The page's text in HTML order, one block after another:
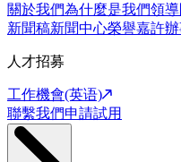
關於我們為什麼是我們領
新聞稿新聞中心榮譽嘉許
人才招募
工作機會(英语)
聯繫我們申請試用